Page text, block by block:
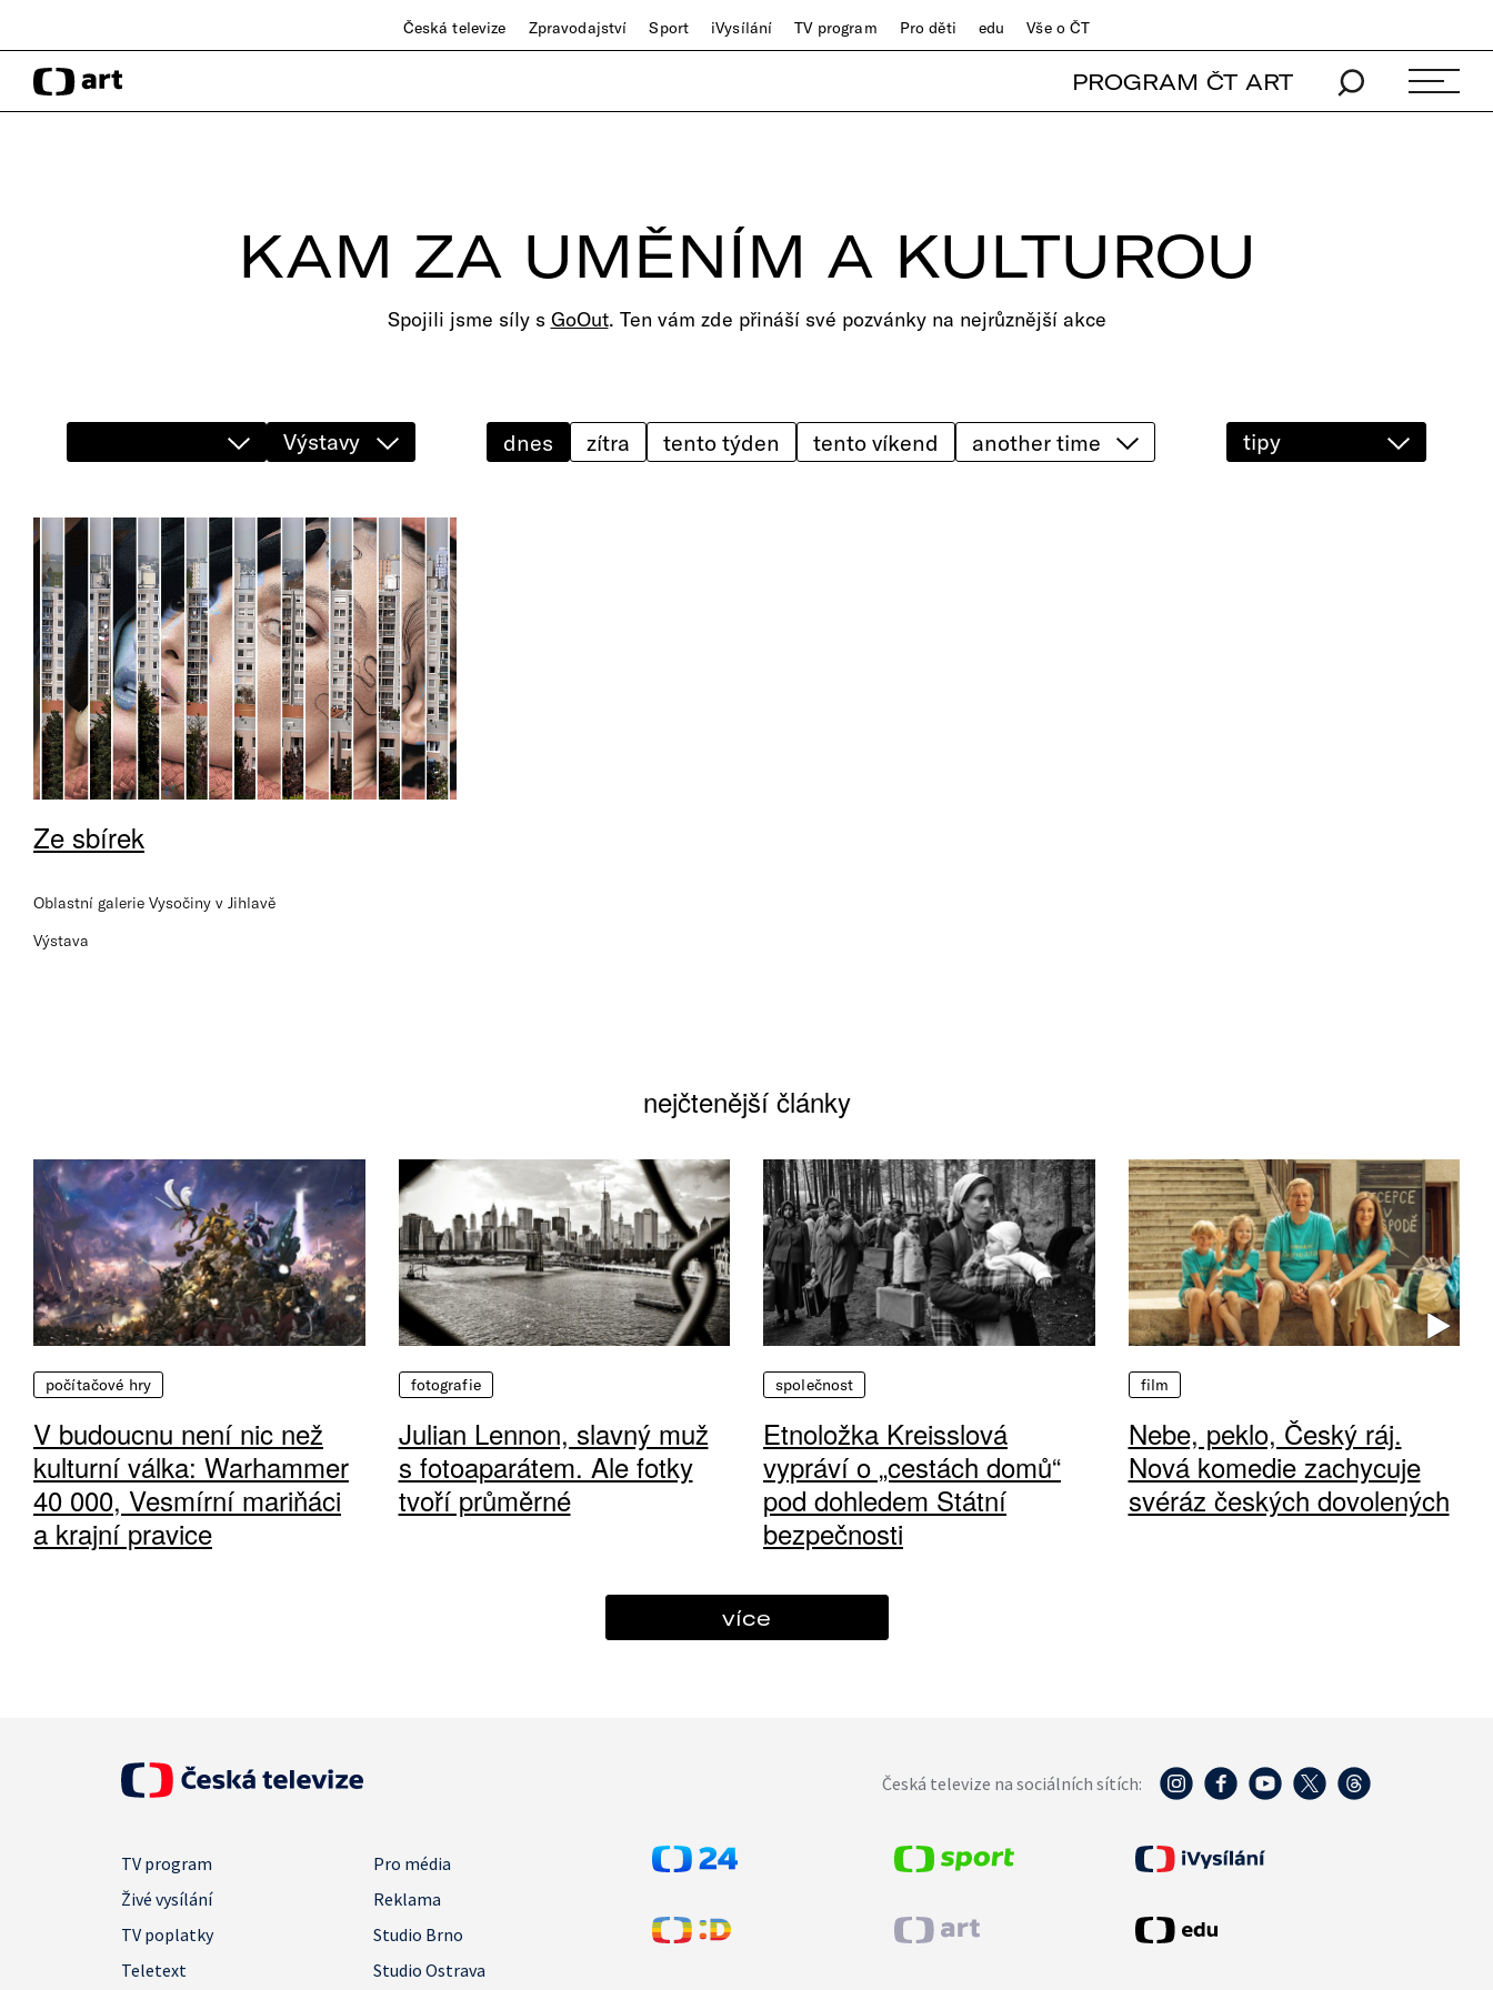
Česká televize Zpravodajství Sport iVysílání TV program Pro děti edu Vše o ČT
PROGRAM ČT ART
KAM ZA UMĚNÍM A KULTUROU
Spojili jsme síly s GoOut. Ten vám zde přináší své pozvánky na nejrůznější akce
Výstavy dnes zítra tento týden tento víkend tipy
Ze sbírek
Oblastní galerie Vysočiny v Jihlavě
Výstava
nejčtenější články
počítačové hry
V budoucnu není nic než
kulturní válka: Warhammer
40 000, Vesmírní mariňáci
a krajní pravice
fotografie
Julian Lennon, slavný muž
s fotoaparátem. Ale fotky
tvoří průměrné
společnost
Etnoložka Kreisslová
vypráví o „cestách domů“
pod dohledem Státní
bezpečnosti
film
Nebe, peklo, Český ráj.
Nová komedie zachycuje
svéráz českých dovolených
více
Česká televize na sociálních sítích:
TV program
Pro média
Živé vysílání
Reklama
TV poplatky
Studio Brno
Teletext
Studio Ostrava